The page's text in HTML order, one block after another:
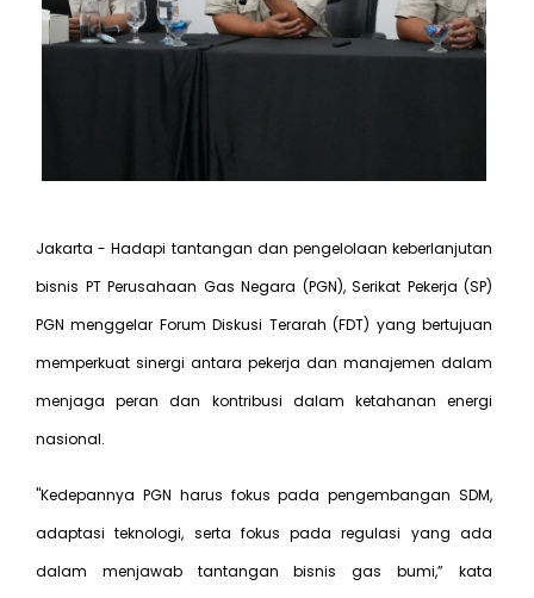
Jakarta - Hadapi tantangan dan pengelolaan keberlanjutan
bisnis PT Perusahaan Gas Negara (PGN), Serikat Pekerja (SP)
PGN menggelar Forum Diskusi Terarah (FDT) yang bertujuan
memperkuat sinergi antara pekerja dan manajemen dalam
menjaga peran dan kontribusi dalam ketahanan energi
nasional.
"Kedepannya PGN harus fokus pada pengembangan SDM,
adaptasi teknologi, serta fokus pada regulasi yang ada
dalam menjawab tantangan bisnis gas bumi,” kata